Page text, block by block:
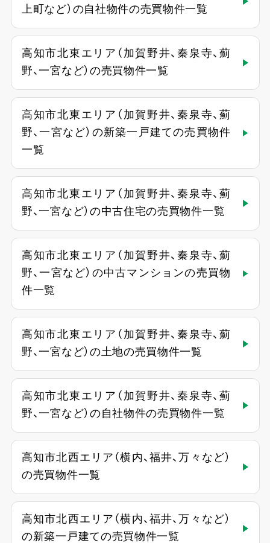
上町など）の自社物件の売買物件一覧
高知市北東エリア（加賀野井、秦泉寺、薊
野、一宮など）の売買物件一覧
高知市北東エリア（加賀野井、秦泉寺、薊
野、一宮など）の新築一戸建ての売買物件
一覧
高知市北東エリア（加賀野井、秦泉寺、薊
野、一宮など）の中古住宅の売買物件一覧
高知市北東エリア（加賀野井、秦泉寺、薊
野、一宮など）の中古マンションの売買物
件一覧
高知市北東エリア（加賀野井、秦泉寺、薊
野、一宮など）の土地の売買物件一覧
高知市北東エリア（加賀野井、秦泉寺、薊
野、一宮など）の自社物件の売買物件一覧
高知市北西エリア（横内、福井、万々など）
の売買物件一覧
高知市北西エリア（横内、福井、万々など）
の新築一戸建ての売買物件一覧